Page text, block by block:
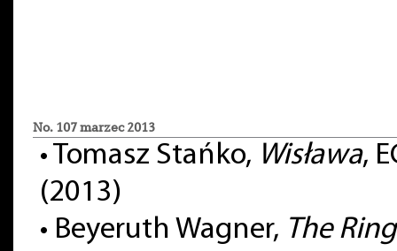
No. 107 marzec 2013
• Tomasz Stańko, Wisława,
(2013)
• Beyeruth Wagner, The